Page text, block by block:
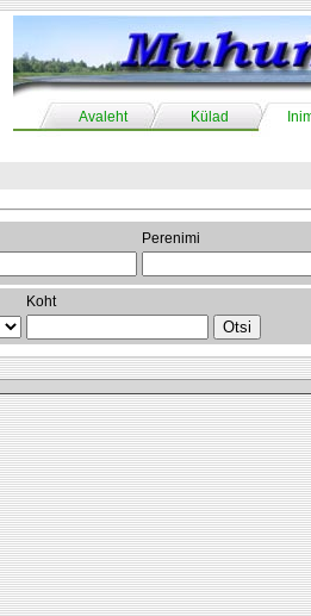
Avaleht Külad
Perenimi
Koht